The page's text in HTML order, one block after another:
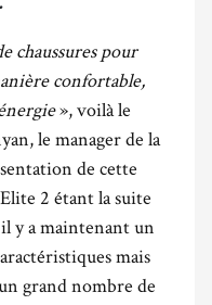
chaussures pour
confortable,
», voilà le
le manager de la
de cette
2 étant la suite
y a maintenant un
mais
grand nombre de